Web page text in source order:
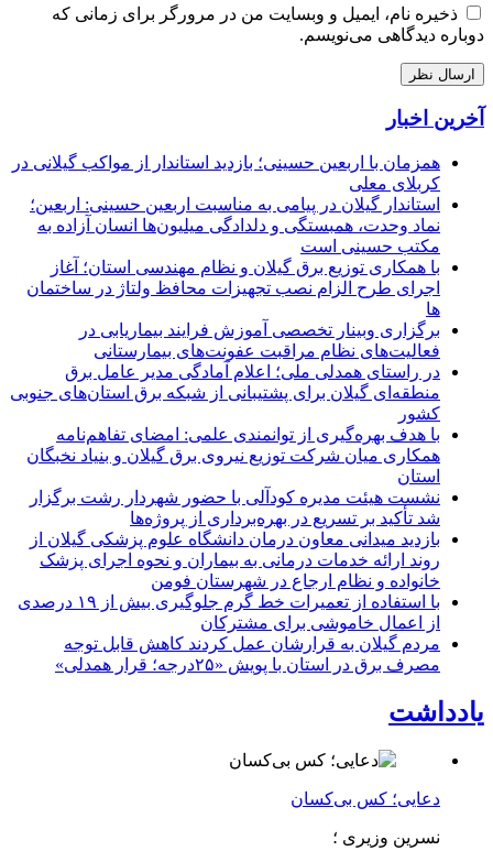
ذخیره نام، ایمیل و وبسایت من در مرورگر برای زمانی که
دوباره دیدگاهی می‌نویسم.
آخرین اخبار
همزمان با اربعین حسینی؛ بازدید استاندار از مواکب گیلانی در
کربلای معلی
استاندار گیلان در پیامی به مناسبت اربعین حسینی: اربعین؛
نماد وحدت، همبستگی و دلدادگی میلیون‌ها انسان آزاده به
مکتب حسینی است
با همکاری توزیع برق گیلان و نظام مهندسی استان؛ آغاز
اجرای طرح الزام نصب تجهیزات محافظ ولتاژ در ساختمان
ها
برگزاری وبینار تخصصی آموزش فرایند بیماریابی در
فعالیت‌های نظام مراقبت عفونت‌های بیمارستانی
در راستای همدلی ملی؛ اعلام آمادگی مدیر عامل برق
منطقه‌ای گیلان برای پشتیبانی از شبكه برق استان‌های جنوبی
كشور
با هدف بهره‌گیری از توانمندی علمی: امضای تفاهم‌نامه
همكاری میان شركت توزیع نیروی برق گیلان و بنیاد نخبگان
استان
نشست هیئت مدیره کودآلی با حضور شهردار رشت برگزار
شد تأکید بر تسریع در بهره‌برداری از پروژه‌ها
بازدید میدانی معاون درمان دانشگاه علوم پزشکی گیلان از
روند ارائه خدمات درمانی به بیماران و نحوه اجرای پزشک
خانواده و نظام ارجاع در شهرستان فومن
با استفاده از تعمیرات خط گرم جلوگیری بیش از ۱۹ درصدی
از اعمال خاموشی برای مشتركان
مردم گیلان به قرارشان عمل کردند كاهش قابل توجه
مصرف برق در استان با پویش «۲۵درجه؛ قرار همدلی»
یادداشت
دعایی؛ کس بی‌کسان
نسرین وزیری ؛